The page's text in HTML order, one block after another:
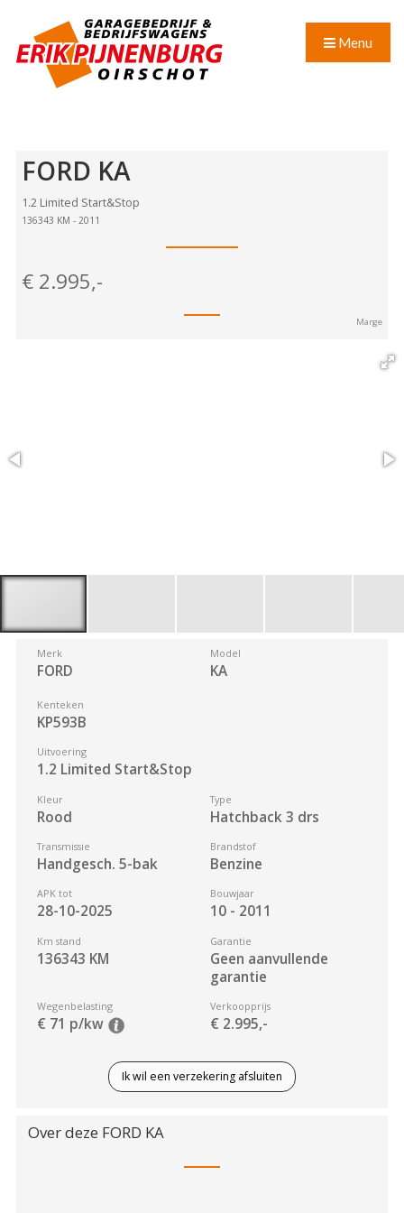
Menu
FORD KA
1.2 Limited Start&Stop
136343 KM - 2011
€ 2.995,-
Marge
Merk
FORD
Model
KA
Kenteken
KP593B
Uitvoering
1.2 Limited Start&Stop
Kleur
Rood
Type
Hatchback 3 drs
Transmissie
Handgesch. 5-bak
Brandstof
Benzine
APK tot
28-10-2025
Bouwjaar
10 - 2011
Km stand
136343 KM
Garantie
Geen aanvullende
garantie
Wegenbelasting
€ 71 p/kw
Verkoopprijs
€ 2.995,-
Ik wil een verzekering afsluiten
Over deze FORD KA